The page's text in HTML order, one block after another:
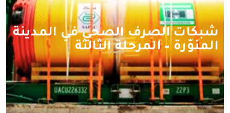
شبكات الصرف الصحي في المدينة
المنوّرة – المرحلة الثالثة